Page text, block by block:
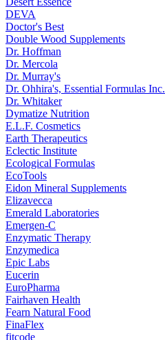
DEVA
Doctor's Best
Double Wood Supplements
Dr. Hoffman
Dr. Mercola
Dr. Murray's
Dr. Ohhira's, Essential Formulas Inc.
Dr. Whitaker
Dymatize Nutrition
E.L.F. Cosmetics
Earth Therapeutics
Eclectic Institute
Ecological Formulas
EcoTools
Eidon Mineral Supplements
Elizavecca
Emerald Laboratories
Emergen-C
Enzymatic Therapy
Enzymedica
Epic Labs
Eucerin
EuroPharma
Fairhaven Health
Fearn Natural Food
FinaFlex
fitcode